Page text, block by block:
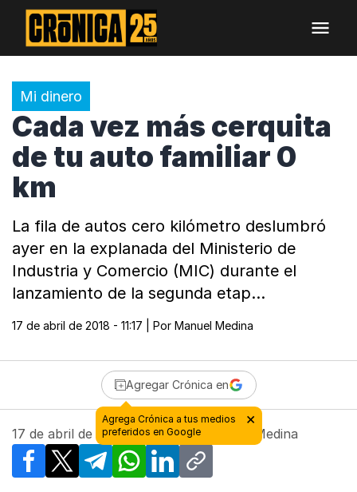
Mi dinero
Cada vez más cerquita
de tu auto familiar 0
km
La fila de autos cero kilómetro deslumbró
ayer en la explanada del Ministerio de
Industria y Comercio (MIC) durante el
lanzamiento de la segunda etap…
17 de abril de 2018 - 11:17 | Por Manuel Medina
Agregar Crónica en
17 de abril de 2018 - 11:17 | Por Manuel Medina
Facebook
X TelegramWhatsApp
LinkedInCopy link